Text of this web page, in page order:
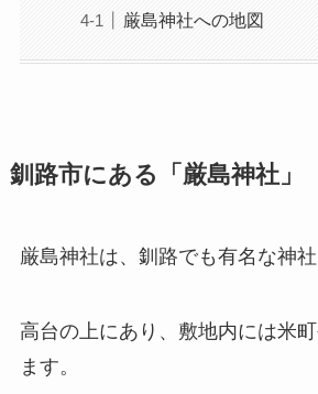
厳島神社への地図
釧路市にある「厳島神社」
厳島神社は、釧路でも有名な神社
高台の上にあり、敷地内には米
ます。